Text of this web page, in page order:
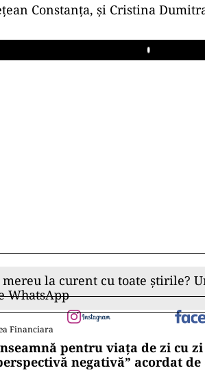
Constanța, și Cristina
Play
la curent cu toate știrile?
WhatsApp
Financiara
pentru viața de zi cu
negativă” acordat